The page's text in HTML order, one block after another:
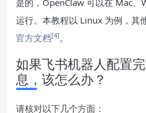
运行。本教程以 Linux 为例，其
官方文档[4] 。
如果飞书机器人配置
息，该怎么办？
请核对以下几个方面：